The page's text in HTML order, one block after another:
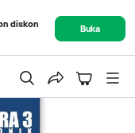
diskon
Buka